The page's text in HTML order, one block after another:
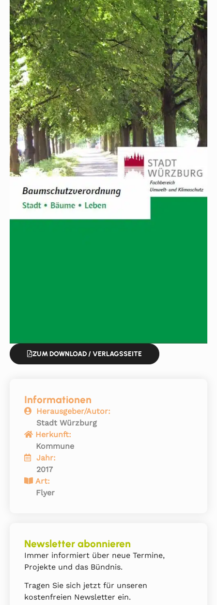
ZUM DOWNLOAD / VERLAGSSEITE
Informationen
Herausgeber/Autor:
Stadt Würzburg
Herkunft:
Kommune
Jahr:
2017
Art:
Flyer
Newsletter abonnieren
Immer informiert über neue Termine,
Projekte und das Bündnis.
Tragen Sie sich jetzt für unseren
kostenfreien Newsletter ein.